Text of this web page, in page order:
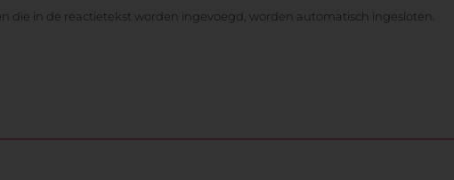
die in de reactietekst worden ingevoegd, worden automatisch ingesloten.